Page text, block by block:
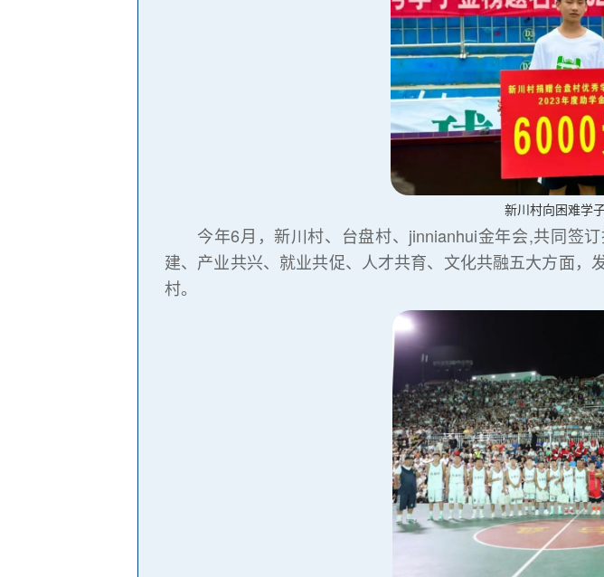
新川村向困难学
今年6月，新川村、台盘村、jinnianhui金年会,共同签
建、产业共兴、就业共促、人才共育、文化共融五大方面
村。